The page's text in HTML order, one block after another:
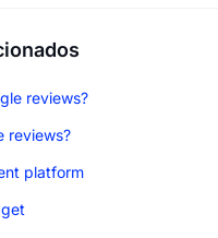
reviews?
reviews?
platform